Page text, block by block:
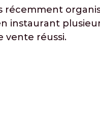
récemment
instaurant
vente réussi.